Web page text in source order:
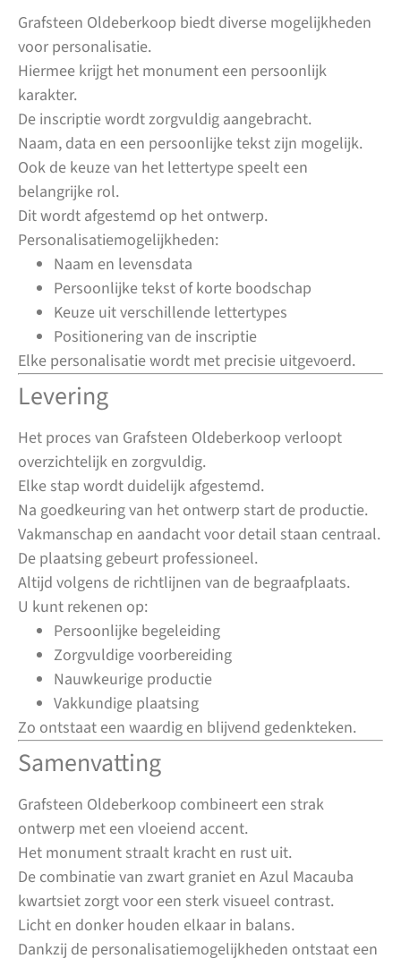
Grafsteen Oldeberkoop biedt diverse mogelijkheden
voor personalisatie.
Hiermee krijgt het monument een persoonlijk
karakter.
De inscriptie wordt zorgvuldig aangebracht.
Naam, data en een persoonlijke tekst zijn mogelijk.
Ook de keuze van het lettertype speelt een
belangrijke rol.
Dit wordt afgestemd op het ontwerp.
Personalisatiemogelijkheden:
Naam en levensdata
Persoonlijke tekst of korte boodschap
Keuze uit verschillende lettertypes
Positionering van de inscriptie
Elke personalisatie wordt met precisie uitgevoerd.
Levering
Het proces van Grafsteen Oldeberkoop verloopt
overzichtelijk en zorgvuldig.
Elke stap wordt duidelijk afgestemd.
Na goedkeuring van het ontwerp start de productie.
Vakmanschap en aandacht voor detail staan centraal.
De plaatsing gebeurt professioneel.
Altijd volgens de richtlijnen van de begraafplaats.
U kunt rekenen op:
Persoonlijke begeleiding
Zorgvuldige voorbereiding
Nauwkeurige productie
Vakkundige plaatsing
Zo ontstaat een waardig en blijvend gedenkteken.
Samenvatting
Grafsteen Oldeberkoop combineert een strak
ontwerp met een vloeiend accent.
Het monument straalt kracht en rust uit.
De combinatie van zwart graniet en Azul Macauba
kwartsiet zorgt voor een sterk visueel contrast.
Licht en donker houden elkaar in balans.
Dankzij de personalisatiemogelijkheden ontstaat een